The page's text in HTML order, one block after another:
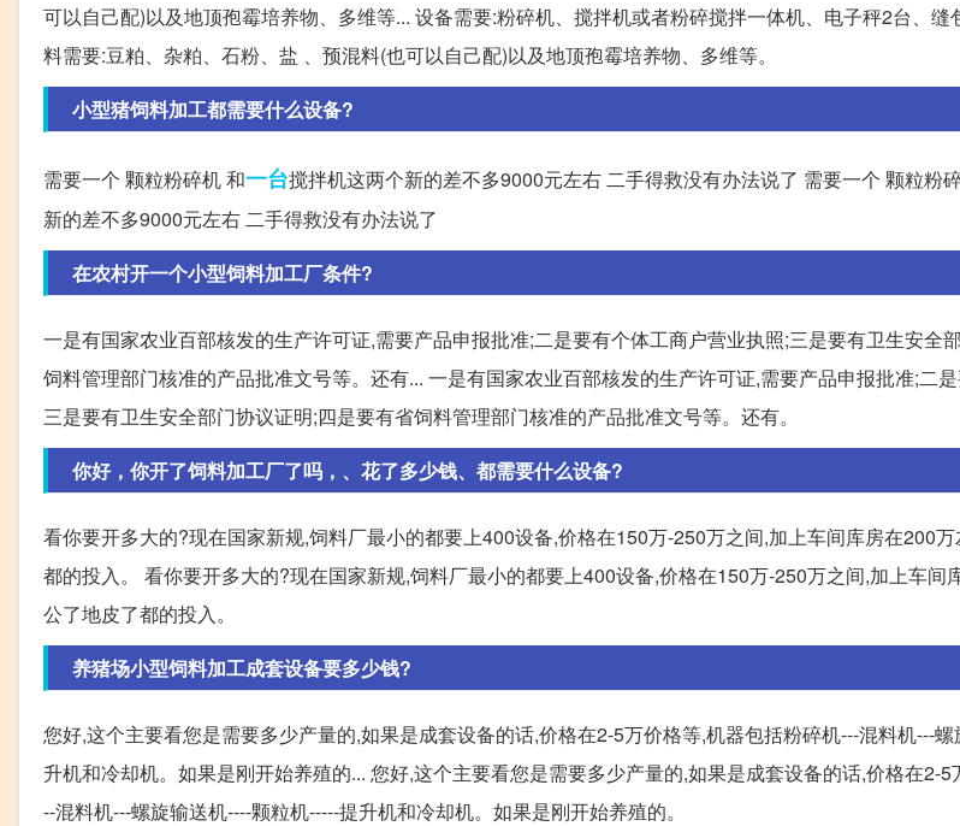
可以自己配)以及地顶孢霉培养物、多维等... 设备需要:粉碎机、搅拌机或者粉碎搅拌一体机、电子秤2台、
料需要:豆粕、杂粕、石粉、盐 、预混料(也可以自己配)以及地顶孢霉培养物、多维等。
小型猪饲料加工都需要什么设备?
需要一个 颗粒粉碎机 和一台搅拌机这两个新的差不多9000元左右 二手得救没有办法说了 需要一个 颗粒粉
新的差不多9000元左右 二手得救没有办法说了
在农村开一个小型饲料加工厂条件?
一是有国家农业百部核发的生产许可证,需要产品申报批准;二是要有个体工商户营业执照;三是要有卫生安全
饲料管理部门核准的产品批准文号等。还有... 一是有国家农业百部核发的生产许可证,需要产品申报批准;二
三是要有卫生安全部门协议证明;四是要有省饲料管理部门核准的产品批准文号等。还有。
你好，你开了饲料加工厂了吗，、花了多少钱、都需要什么设备?
看你要开多大的?现在国家新规,饲料厂最小的都要上400设备,价格在150万-250万之间,加上车间库房在200
都的投入。 看你要开多大的?现在国家新规,饲料厂最小的都要上400设备,价格在150万-250万之间,加上车间
公了地皮了都的投入。
养猪场小型饲料加工成套设备要多少钱?
您好,这个主要看您是需要多少产量的,如果是成套设备的话,价格在2-5万价格等,机器包括粉碎机---混料机---
升机和冷却机。如果是刚开始养殖的... 您好,这个主要看您是需要多少产量的,如果是成套设备的话,价格在2-
--混料机---螺旋输送机----颗粒机-----提升机和冷却机。如果是刚开始养殖的。